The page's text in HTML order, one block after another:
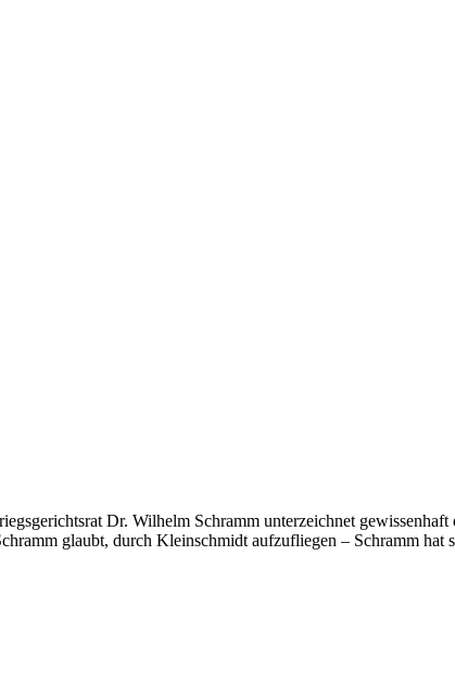
Dr. Wilhelm Schramm unterzeichnet
glaubt, durch Kleinschmidt aufzufliegen – Schramm hat